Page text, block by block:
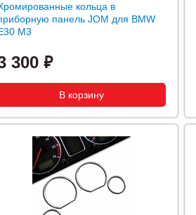
кольца в
панель JOM для BMW
M3
300